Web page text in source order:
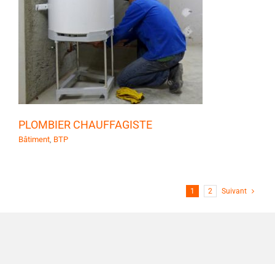
PLOMBIER CHAUFFAGISTE
Bâtiment, BTP
1 2 Suivant